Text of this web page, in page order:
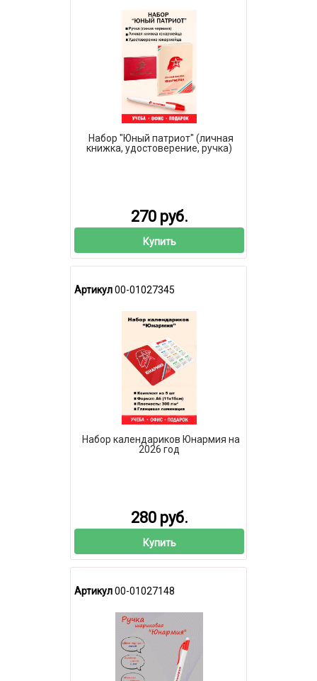
Набор "Юный патриот" (личная
книжка, удостоверение, ручка)
270 руб.
Купить
Артикул00-01027345
Набор календариков Юнармия на
2026 год
280 руб.
Купить
Артикул00-01027148